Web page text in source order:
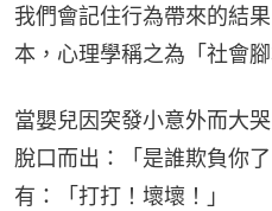
我們會記住行為帶來的結
本，心理學稱之為「社會腳
當嬰兒因突發小意外而大
脫口而出：「是誰欺負你
有：「打打！壞壞！」